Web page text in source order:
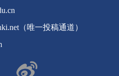
（唯一投稿通道）